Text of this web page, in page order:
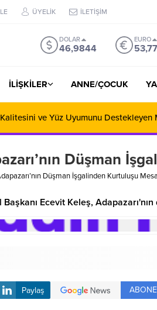
ÜYELİK İLETİŞİM
DOLAR
46,9844
EURO
İLİŞKİLER ANNE/ÇOCUK
Kiralama ile Yola Çıkmadan Önce
Düşman
Düşman İşgalinden Kurtuluşu
Ecevit Keleş,
Paylaş